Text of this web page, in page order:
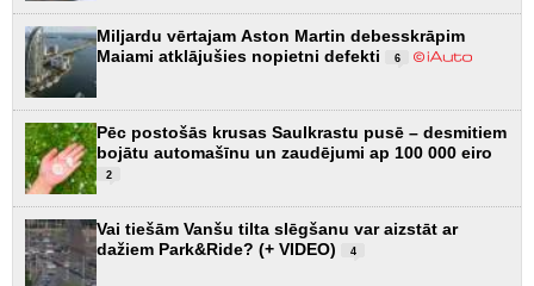
Miljardu vērtajam Aston Martin debesskrāpim
Maiami atklājušies nopietni defekti
6
Pēc postošās krusas Saulkrastu pusē – desmitiem
bojātu automašīnu un zaudējumi ap 100 000 eiro
2
Vai tiešām Vanšu tilta slēgšanu var aizstāt ar
dažiem Park&Ride? (+ VIDEO)
4